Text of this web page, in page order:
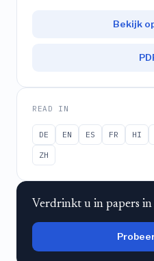
Bekijk
READ IN
DE EN ES FR HI
ZH
Verdrinkt u in papers in